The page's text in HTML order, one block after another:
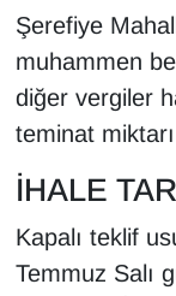
Şerefiye
muhammen
diğer vergiler
teminat
İHALE
Kapalı teklif
Temmuz Salı
POLİTİKA
Resmi
Seri İlan